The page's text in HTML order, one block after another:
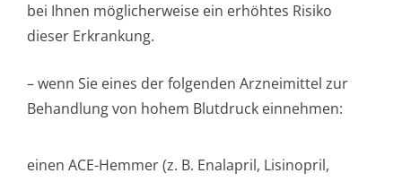
bei Ihnen möglicherweise ein erhöhtes Risiko
dieser Erkrankung.
– wenn Sie eines der folgenden Arzneimittel zur
Behandlung von hohem Blutdruck einnehmen:
einen ACE-Hemmer (z. B. Enalapril, Lisinopril,